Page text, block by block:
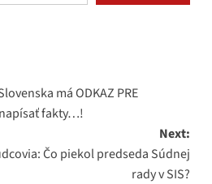
má ODKAZ PRE
napísať fakty…!
Next:
Čo piekol predseda Súdnej
rady v SIS?